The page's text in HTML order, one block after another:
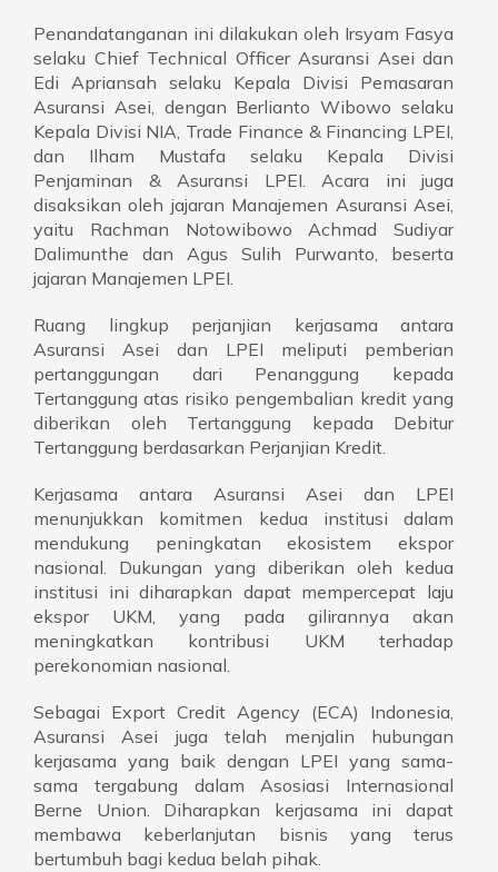
Penandatanganan ini dilakukan oleh Irsyam Fasya
selaku Chief Technical Officer Asuransi Asei dan
Edi Apriansah selaku Kepala Divisi Pemasaran
Asuransi Asei, dengan Berlianto Wibowo selaku
Kepala Divisi NIA, Trade Finance & Financing LPEI,
dan Ilham Mustafa selaku Kepala Divisi
Penjaminan & Asuransi LPEI. Acara ini juga
disaksikan oleh jajaran Manajemen Asuransi Asei,
yaitu Rachman Notowibowo Achmad Sudiyar
Dalimunthe dan Agus Sulih Purwanto, beserta
jajaran Manajemen LPEI.
Ruang lingkup perjanjian kerjasama antara
Asuransi Asei dan LPEI meliputi pemberian
pertanggungan dari Penanggung kepada
Tertanggung atas risiko pengembalian kredit yang
diberikan oleh Tertanggung kepada Debitur
Tertanggung berdasarkan Perjanjian Kredit.
Kerjasama antara Asuransi Asei dan LPEI
menunjukkan komitmen kedua institusi dalam
mendukung peningkatan ekosistem ekspor
nasional. Dukungan yang diberikan oleh kedua
institusi ini diharapkan dapat mempercepat laju
ekspor UKM, yang pada gilirannya akan
meningkatkan kontribusi UKM terhadap
perekonomian nasional.
Sebagai Export Credit Agency (ECA) Indonesia,
Asuransi Asei juga telah menjalin hubungan
kerjasama yang baik dengan LPEI yang sama-
sama tergabung dalam Asosiasi Internasional
Berne Union. Diharapkan kerjasama ini dapat
membawa keberlanjutan bisnis yang terus
bertumbuh bagi kedua belah pihak.